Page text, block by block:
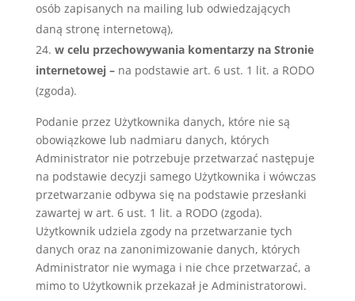
osób zapisanych na mailing lub odwiedzających
daną stronę internetową),
w celu przechowywania komentarzy na Stronie
internetowej – na podstawie art. 6 ust. 1 lit. a RODO
(zgoda).
Podanie przez Użytkownika danych, które nie są
obowiązkowe lub nadmiaru danych, których
Administrator nie potrzebuje przetwarzać następuje
na podstawie decyzji samego Użytkownika i wówczas
przetwarzanie odbywa się na podstawie przesłanki
zawartej w art. 6 ust. 1 lit. a RODO (zgoda).
Użytkownik udziela zgody na przetwarzanie tych
danych oraz na zanonimizowanie danych, których
Administrator nie wymaga i nie chce przetwarzać, a
mimo to Użytkownik przekazał je Administratorowi.